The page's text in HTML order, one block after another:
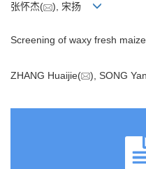
张怀杰( ), 宋扬
Screening of waxy fresh
ZHANG Huaijie( ), SONG